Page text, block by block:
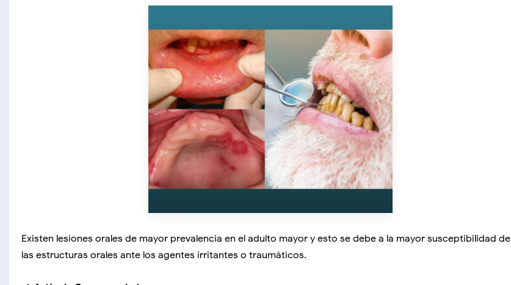
Existen lesiones orales de mayor prevalencia en el adulto mayor y esto se debe a la mayor susceptibilidad de
las estructuras orales ante los agentes irritantes o traumáticos.